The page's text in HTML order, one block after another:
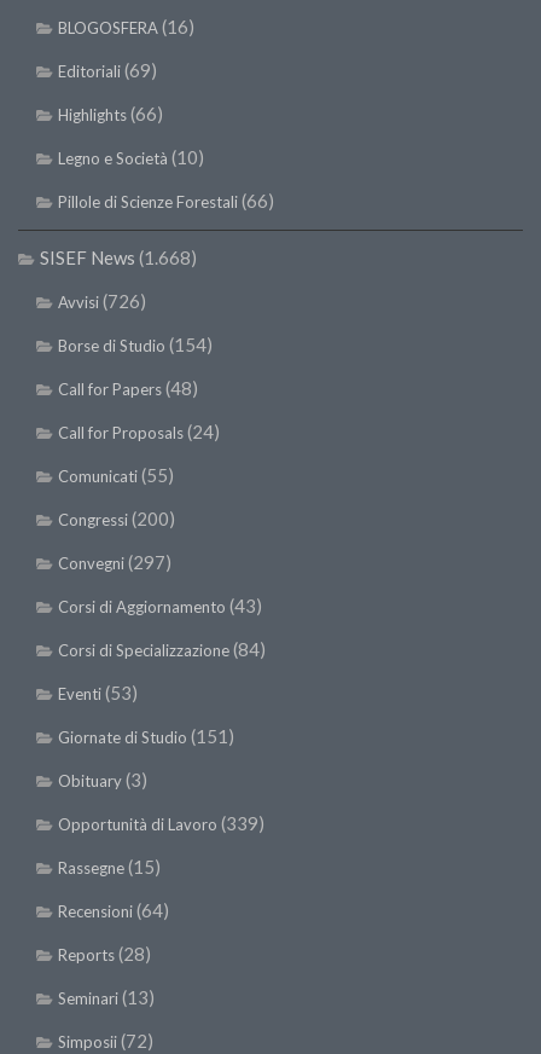
@SISEF Tweets
@ForestTweeting
SISEF Publishing
Redazione SISEF.ORG
BLOGOSFERA(16)
Editoriali(69)
Highlights(66)
Legno e Società (10)
Pillole di Scienze Forestali(66)
SISEF News (1.668)
Avvisi(726)
Borse di Studio (154)
Call for Papers(48)
Call for Proposals(24)
Comunicati(55)
Congressi(200)
Convegni(297)
Corsi di Aggiornamento (43)
Corsi di Specializzazione(84)
Eventi(53)
Giornate di Studio (151)
Obituary(3)
Opportunità di Lavoro (339)
Rassegne(15)
Recensioni(64)
Reports(28)
Seminari(13)
Simposii(72)